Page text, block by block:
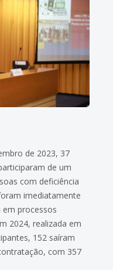
de 2023, 37
de um
com deficiência
imediatamente
processos
2024, realizada em
152 saíram
com 357